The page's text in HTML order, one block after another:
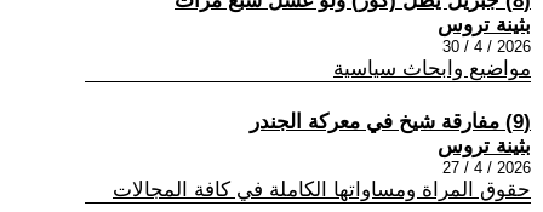
بثينة تروس
2026 / 4 / 30
مواضيع وابحاث سياسية
(9) مفارقة شيخ في معركة الجندر
بثينة تروس
2026 / 4 / 27
حقوق المراة ومساواتها الكاملة في كافة المجالات